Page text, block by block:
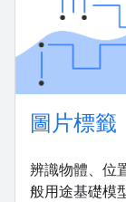
圖片標籤
辨識物體、位
般用途基礎模